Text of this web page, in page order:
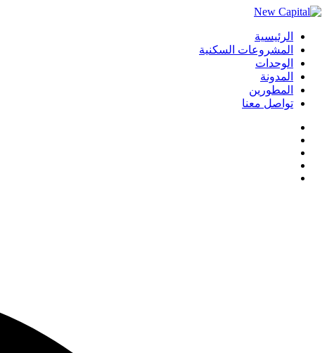
الرئيسية
المشروعات السكنية
الوحدات
المدونة
المطورين
تواصل معنا